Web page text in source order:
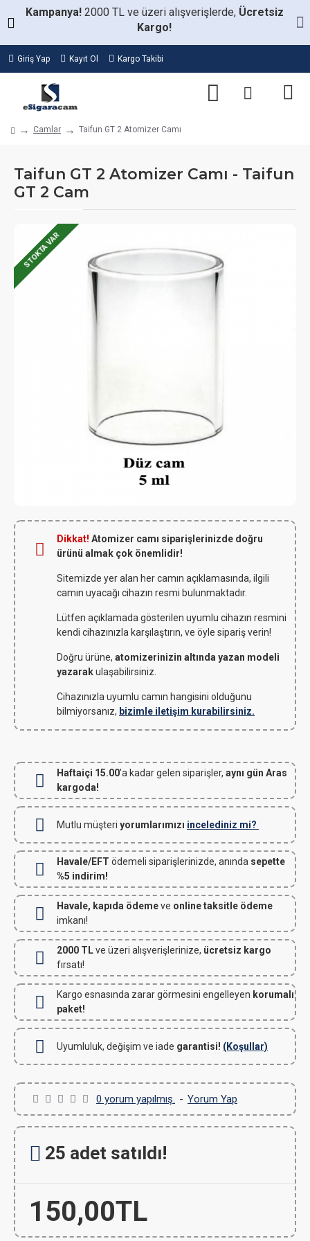
Kampanya! 2000 TL ve üzeri alışverişlerde, Ücretsiz
Kargo!
Giriş Yap Kayıt Ol Kargo Takibi
Camlar Taifun GT 2 Atomizer Camı
Taifun GT 2 Atomizer Camı - Taifun
GT 2 Cam
STOKTA VAR
Dikkat! Atomizer camı siparişlerinizde doğru
ürünü almak çok önemlidir!
Sitemizde yer alan her camın açıklamasında, ilgili
camın uyacağı cihazın resmi bulunmaktadır.
Lütfen açıklamada gösterilen uyumlu cihazın resmini
kendi cihazınızla karşılaştırın, ve öyle sipariş verin!
Doğru ürüne, atomizerinizin altında yazan modeli
yazarakulaşabilirsiniz.
Cihazınızla uyumlu camın hangisini olduğunu
bilmiyorsanız, bizimle iletişim kurabilirsiniz.
Haftaiçi 15.00'a kadar gelen siparişler, aynı gün Aras
kargoda!
Mutlu müşteri yorumlarımızı incelediniz mi?
Havale/EFT ödemeli siparişlerinizde, anında sepette
%5 indirim!
Havale, kapıda ödemeve online taksitle ödeme
imkanı!
2000 TLve üzeri alışverişlerinize, ücretsiz kargo
fırsatı!
Kargo esnasında zarar görmesini engelleyen korumalı
paket!
Uyumluluk, değişim ve iade garantisi! (Koşullar)
0 yorum yapılmış. - Yorum Yap
150,00TL
25 adet satıldı!